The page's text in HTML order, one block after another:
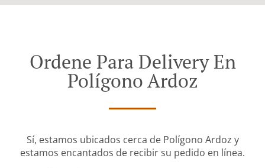
Ordene Para Delivery En
Polígono Ardoz
Sí, estamos ubicados cerca de Polígono Ardoz y
estamos encantados de recibir su pedido en línea.